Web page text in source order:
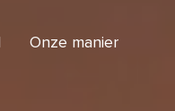
Onze manier